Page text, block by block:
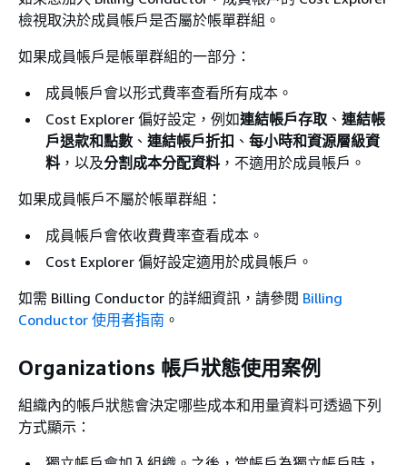
檢視取決於成員帳戶是否屬於帳單群組。
如果成員帳戶是帳單群組的一部分：
成員帳戶會以形式費率查看所有成本。
Cost Explorer 偏好設定，例如連結帳戶存取 、 連結帳
戶退款和點數 、 連結帳戶折扣 、 每小時和資源層級資
料 ，以及分割成本分配資料 ，不適用於成員帳戶。
如果成員帳戶不屬於帳單群組：
成員帳戶會依收費費率查看成本。
Cost Explorer 偏好設定適用於成員帳戶。
如需 Billing Conductor 的詳細資訊，請參閱 Billing
Conductor 使用者指南 。
Organizations 帳戶狀態使用案例
組織內的帳戶狀態會決定哪些成本和用量資料可透過下列
方式顯示：